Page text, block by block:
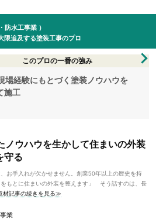
防水工事業 ）
限追及する塗装工事のプロ
このプロの一番の強み
場経験にもとづく塗装ノウハウを
施工
ノウハウを生かして住まいの外装
守る
お手入れが欠かせません。創業50年以上の歴史を持
もとに住まいの外装を整えます」 そう話すのは、長
材記事の続きを見る≫
業